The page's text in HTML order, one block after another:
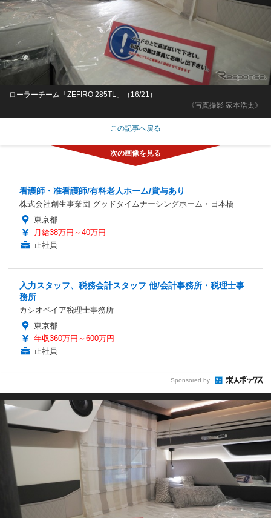
《写真撮影 家本浩太》
ローラーチーム「ZEFIRO 285TL」（16/21）
この記事へ戻る
看護師・准看護師/有料老人ホーム/賞与あり
株式会社創生事業団 グッドタイムナーシングホーム・日本橋
東京都
月給38万円～40万円
正社員
入力スタッフ、税務会計スタッフ 他/会計事務所・税理士事
務所
カシオペイア税理士事務所
東京都
年収360万円～600万円
正社員
Sponsored by